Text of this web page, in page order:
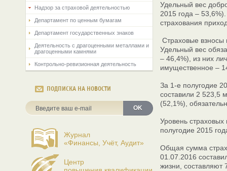
Надзор за страховой деятельностью
Департамент по ценным бумагам
Департамент государственных знаков
Деятельность с драгоценными металлами и
драгоценными камнями
Контрольно-ревизионная деятельность
ПОДПИСКА НА НОВОСТИ
OK
Журнал
«Финансы, Учёт, Аудит»
Центр
Удельный вес
2015 года –
страхования
Страховые взносы
Удельный вес
– 46,4%), из них
имущественное –
За 1-е полугодие
составили 2 523,5
(52,1%),
Уровень
полугодие 2015
Общая сумма
01.07.2016
жизни, составляют